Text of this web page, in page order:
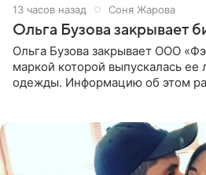
13 часов назад Соня Жарова
Ольга Бузова закрывает
Ольга Бузова закрывает ООО
маркой которой выпускалась ее
одежды. Информацию об этом